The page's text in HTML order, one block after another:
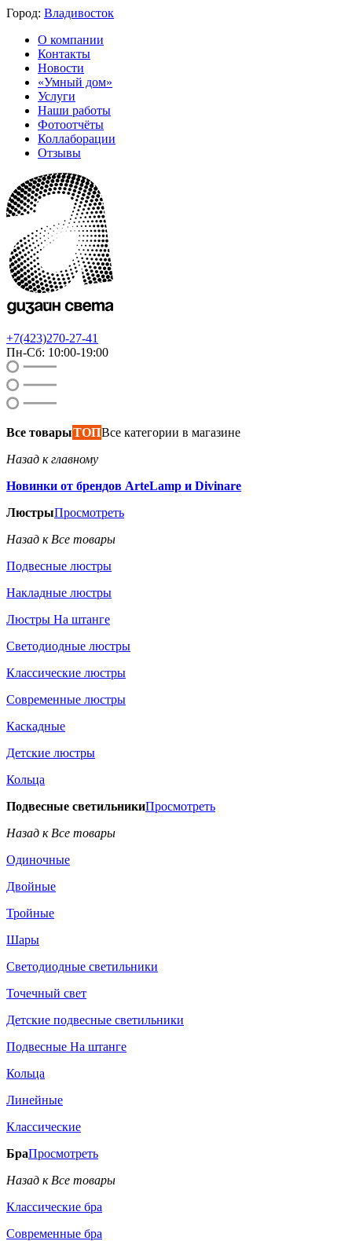
Город: Владивосток
О компании
Контакты
Новости
«Умный дом»
Услуги
Наши работы
Фотоотчёты
Коллаборации
Отзывы
+7(423)270-27-41
Пн-Сб: 10:00-19:00
Все товарыТОПВсе категории в магазине
Назад к главному
Новинки от брендов ArteLamp и Divinare
ЛюстрыПросмотреть
Назад к Все товары
Подвесные люстры
Накладные люстры
Люстры На штанге
Светодиодные люстры
Классические люстры
Современные люстры
Каскадные
Детские люстры
Кольца
Подвесные светильникиПросмотреть
Назад к Все товары
Одиночные
Двойные
Тройные
Шары
Светодиодные светильники
Точечный свет
Детские подвесные светильники
Подвесные На штанге
Кольца
Линейные
Классические
БраПросмотреть
Назад к Все товары
Классические бра
Современные бра